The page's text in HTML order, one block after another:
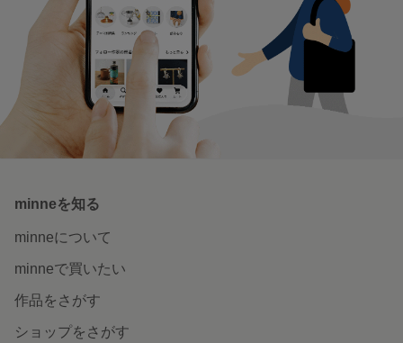
minneを知る
minneについて
minneで買いたい
作品をさがす
ショップをさがす